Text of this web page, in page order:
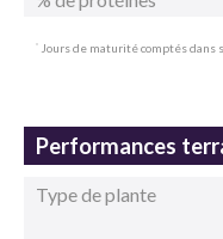
* Jours de maturité comptés dans
Performances
Type de plante